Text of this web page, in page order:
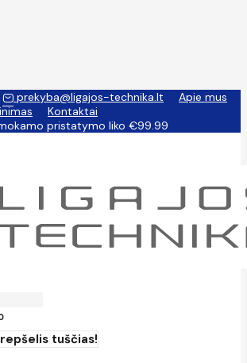
prekyba@ligajos-technika.lt
Apie mus
Kontaktai
pristatymo liko €99.99
tuščias!